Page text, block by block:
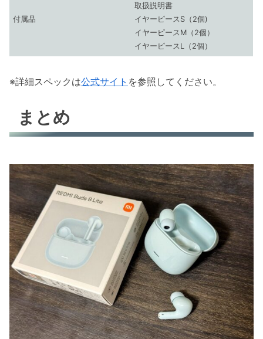
付属品
取扱説明書
イヤーピースS（2個)
イヤーピースM（2個）
イヤーピースL（2個）
※詳細スペックは公式サイト を参照してください。
まとめ